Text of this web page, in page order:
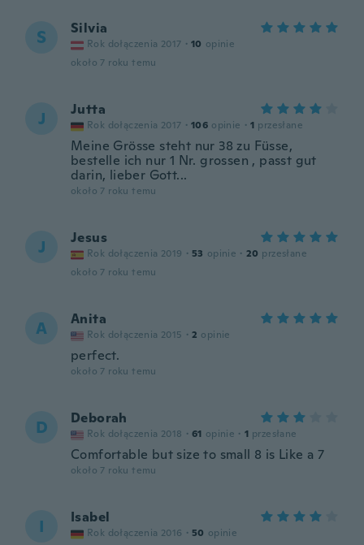
S Silvia
Rok dołączenia 2017 · 10 opinie
około 7 roku temu
J Jutta
Rok dołączenia 2017 · 106 opinie · 1 przesłane
Meine Grösse steht nur 38 zu Füsse,
bestelle ich nur 1 Nr. grossen , passt gut
darin, lieber Gott...
około 7 roku temu
J Jesus
Rok dołączenia 2019 · 53 opinie · 20 przesłane
około 7 roku temu
A Anita
Rok dołączenia 2015 · 2 opinie
perfect.
około 7 roku temu
D Deborah
Rok dołączenia 2018 · 61 opinie · 1 przesłane
Comfortable but size to small 8 is Like a 7
około 7 roku temu
I Isabel
Rok dołączenia 2016 · 50 opinie